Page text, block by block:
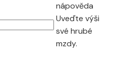
nápověda
Uveďte výši
své hrubé
mzdy.